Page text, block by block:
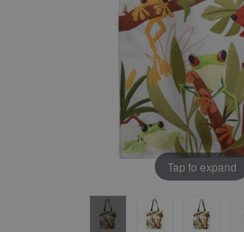
Tap to expand